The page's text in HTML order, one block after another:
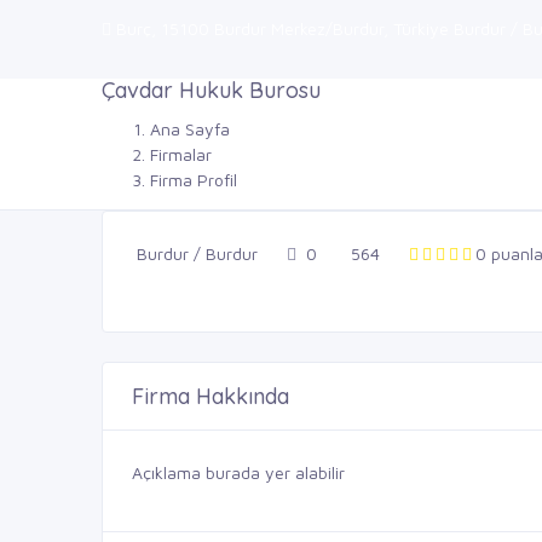
Çavdar Hukuk Burosu
Ana Sayfa
Firmalar
Firma Profil
Burdur / Burdur 0 564 0
Firma Hakkında
Açıklama burada yer alabilir